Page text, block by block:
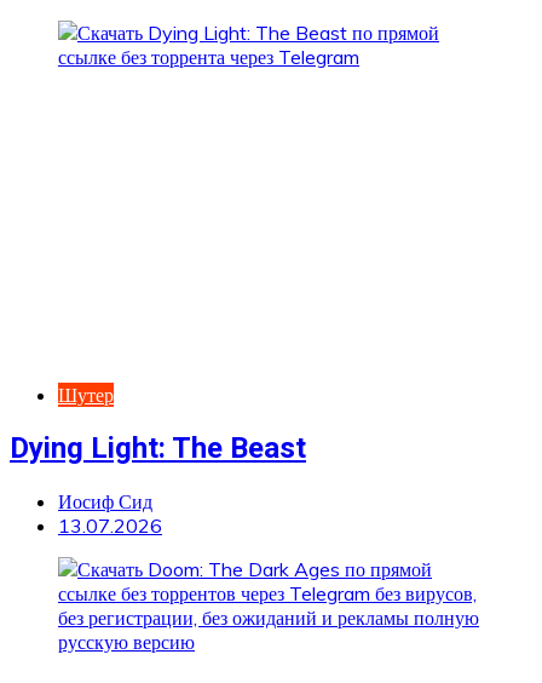
Шутер
Dying Light: The Beast
Иосиф Сид
13.07.2026